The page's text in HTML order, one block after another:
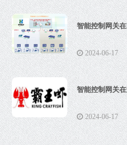
智能控制网关
2024-06-17
智能控制网关
2024-06-17